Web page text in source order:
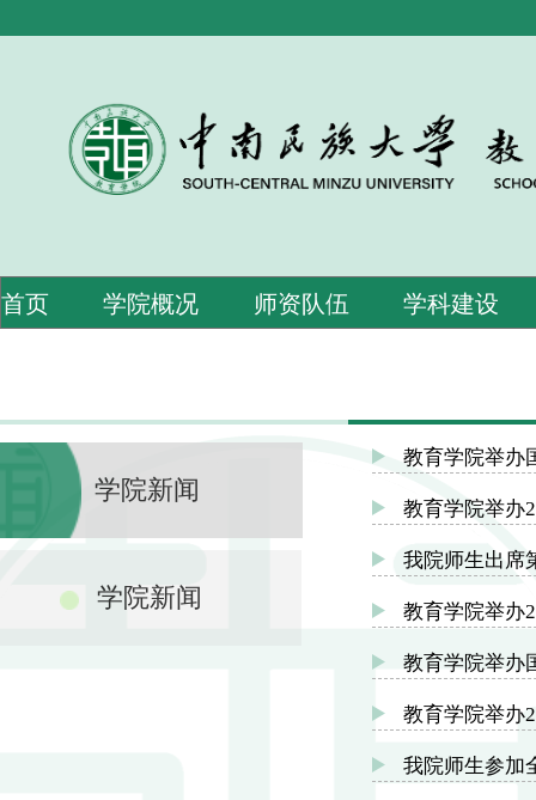
首页 学院概况 师资队伍 学科建设
学院新闻
学院新闻
教育学院举办
教育学院举办
我院师生出席
教育学院举办
教育学院举办
教育学院举办
我院师生参加